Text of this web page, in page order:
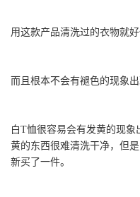
用这款产品清洗过的衣物就好
而且根本不会有褪色的现象出
白T恤很容易会有发黄的现
黄的东西很难清洗干净，但
新买了一件。